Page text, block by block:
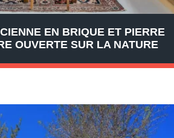
EN BRIQUE ET PIERRE
OUVERTE SUR LA NATURE